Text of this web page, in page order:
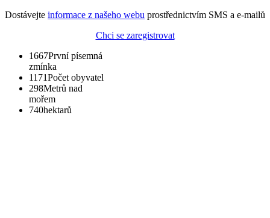
Dostávejte informace z našeho webu prostřednictvím SMS a e-mailů
Chci se zaregistrovat
1667První písemná
zmínka
1171Počet obyvatel
298Metrů nad
mořem
740hektarů